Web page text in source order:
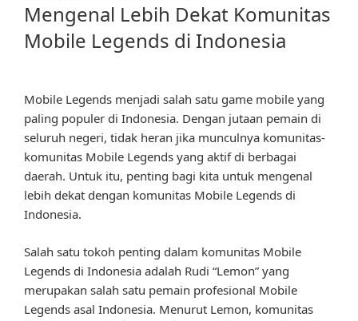
Mengenal Lebih Dekat Komunitas
Mobile Legends di Indonesia
Mobile Legends menjadi salah satu game mobile yang
paling populer di Indonesia. Dengan jutaan pemain di
seluruh negeri, tidak heran jika munculnya komunitas-
komunitas Mobile Legends yang aktif di berbagai
daerah. Untuk itu, penting bagi kita untuk mengenal
lebih dekat dengan komunitas Mobile Legends di
Indonesia.
Salah satu tokoh penting dalam komunitas Mobile
Legends di Indonesia adalah Rudi “Lemon” yang
merupakan salah satu pemain profesional Mobile
Legends asal Indonesia. Menurut Lemon, komunitas